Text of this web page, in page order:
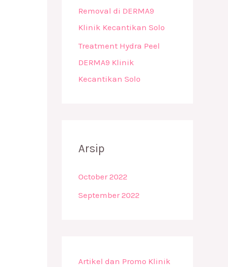
Removal di DERMA9
Klinik Kecantikan Solo
Treatment Hydra Peel
DERMA9 Klinik
Kecantikan Solo
Arsip
October 2022
September 2022
Artikel dan Promo Klinik